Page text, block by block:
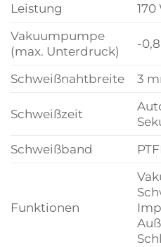
Leistung
170
Vakuumpumpe
(max. Unterdruck)
-
Schweißnahtbreite 3
Schweißzeit
Schweißband
Funktionen